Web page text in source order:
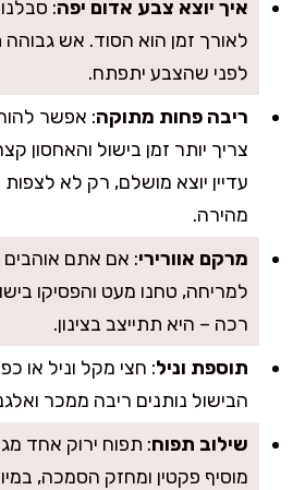
איך יוצא צבע אדום יפה:
לאורך זמן הוא הסוד. אש
לפני שהצבע יתפתח.
ריבה פחות מתוקה: אפשר
צריך יותר זמן בישול והאחסון
עדיין יוצא מושלם, רק לא
מהירה.
מרקם אוורירי: אם אתם אוהבים
למריחה, טחנו מעט והפסיקו
רכה – היא תתייצב בצינון.
תוספת וניל: חצי מקל וניל או
הבישול נותנים ריבה ממכר
שילוב תפוח: תפוח ירוק אחד
מוסיף פקטין ומחזק הסמכה,